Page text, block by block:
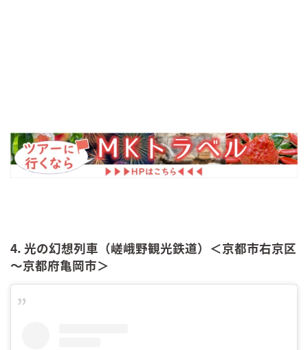
4. 光の幻想列車（嵯峨野観光鉄道）＜京都市右京区
～京都府亀岡市＞